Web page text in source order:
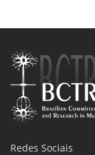
Redes Sociais